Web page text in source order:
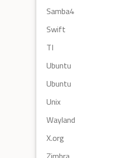
Samba4
Swift
TI
Ubuntu
Ubuntu
Unix
Wayland
X.org